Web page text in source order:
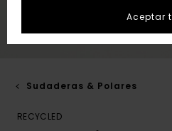
Sudaderas & Polares
RECYCLED
Aceptar